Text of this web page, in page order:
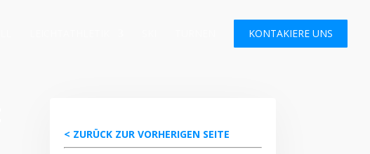
KONTAKIERE UNS
< ZURÜCK ZUR VORHERIGEN SEITE